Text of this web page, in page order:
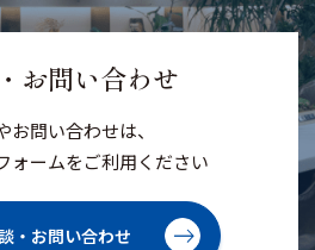
お問い合わせ
お問い合わせは、
ォームをご利用ください
・お問い合わせ